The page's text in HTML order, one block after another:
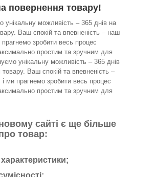
повернення товару!
унікальну можливість – 365 днів на
Ваш спокій та впевненість – наш
прагнемо зробити весь процес
простим та зручним для
унікальну можливість – 365 днів
Ваш спокій та впевненість –
і ми прагнемо зробити весь процес
простим та зручним для
сайті є ще більше
товар: